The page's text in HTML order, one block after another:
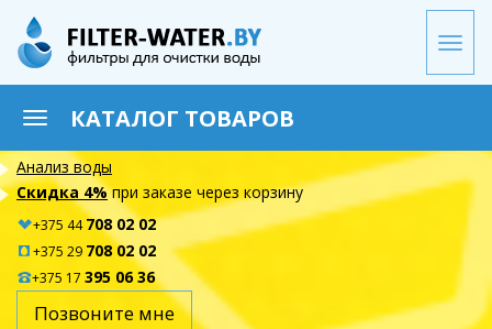
Перейти
основному
содержанию
ToggleКАТАЛОГ ТОВАРОВ
Анализ воды
Скидка 4%при заказе через корзину
+375 44708 02 02
+375 29 708 02 02
+375 17 395 06 36
Позвоните мне